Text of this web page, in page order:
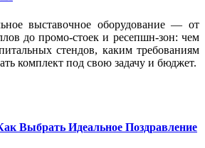
выставочное оборудование — от
до промо-стоек и ресепшн-зон: чем
стендов, каким требованиям
комплект под свою задачу и бюджет.
Выбрать Идеальное Поздравление